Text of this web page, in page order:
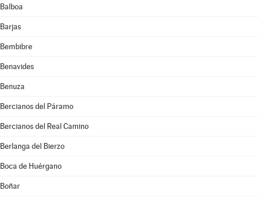
Balboa
Barjas
Bembibre
Benavides
Benuza
Bercianos del Páramo
Bercianos del Real Camino
Berlanga del Bierzo
Boca de Huérgano
Boñar